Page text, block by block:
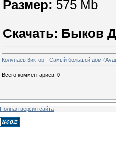
Размер: 575 Mb
Скачать: Быков
Колупаев Виктор - Самый большой дом
Всего комментариев: 0
Полная версия сайта